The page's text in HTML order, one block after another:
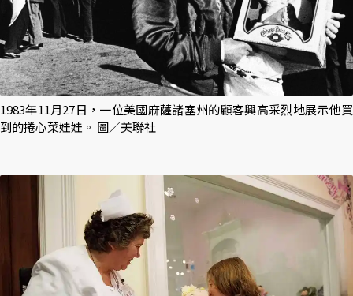
1983年11月27日，一位美國麻薩諸塞州的顧客興高采烈地展示他買
到的捲心菜娃娃。 圖／美聯社